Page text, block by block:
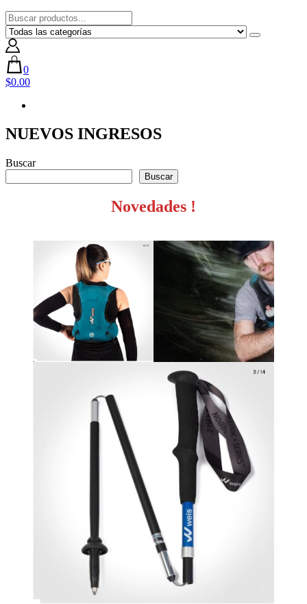
0
$0.00
NUEVOS INGRESOS
Buscar
Buscar
Novedades !